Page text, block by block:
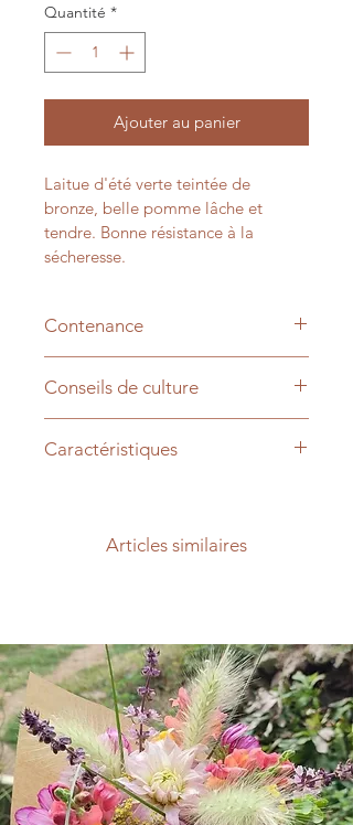
Quantité *
Ajouter au panier
Laitue d'été verte teintée de
bronze, belle pomme lâche et
tendre. Bonne résistance à la
sécheresse.
Contenance
Conseils de culture
Caractéristiques
Articles similaires